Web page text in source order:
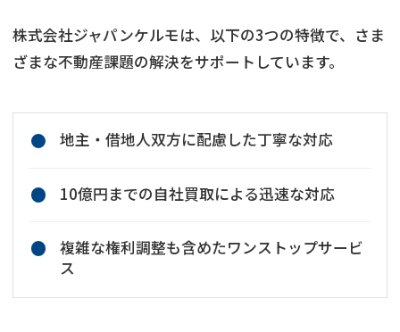
株式会社ジャパンケルモは、以下の3つの特徴で、さま
ざまな不動産課題の解決をサポートしています。
地主・借地人双方に配慮した丁寧な対応
10億円までの自社買取による迅速な対応
複雑な権利調整も含めたワンストップサービ
ス